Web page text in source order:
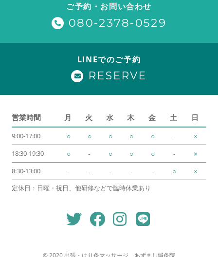
ご予約・お問い合わせ
080-2378-0529
LINEでのご予約
RESERVE
営業時間 月 火 水 木 金 土 日
9:00-17:00 ○ ○ ○ ○ ○ - ×
18:30-19:30 ○ - ○ ○ ○ - ×
8:30-13:00 - - - - - ○ ×
定休日：日曜・祝日、他研修などで臨時休業あり
© 2020 出張・はり灸マッサージ あずまし鍼灸院